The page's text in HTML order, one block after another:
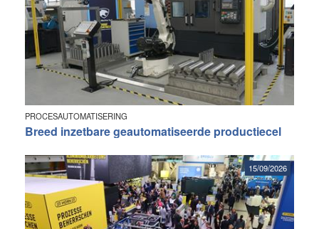
PROCESAUTOMATISERING
Breed inzetbare geautomatiseerde productiecel
15/09/2026